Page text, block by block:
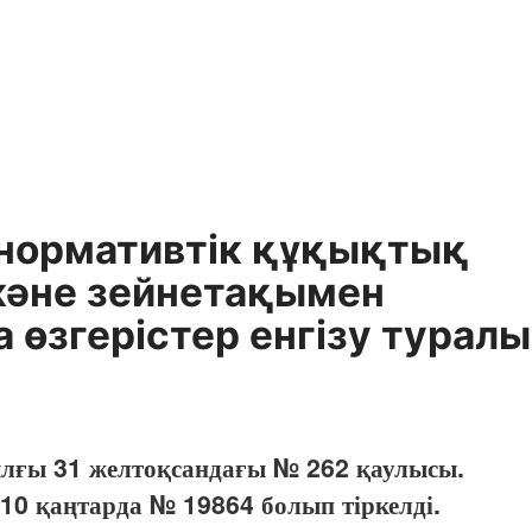
құқықтық
зейнетақымен
енгізу туралы
31 желтоқсандағы № 262 қаулысы.
қаңтарда № 19864 болып тіркелді.